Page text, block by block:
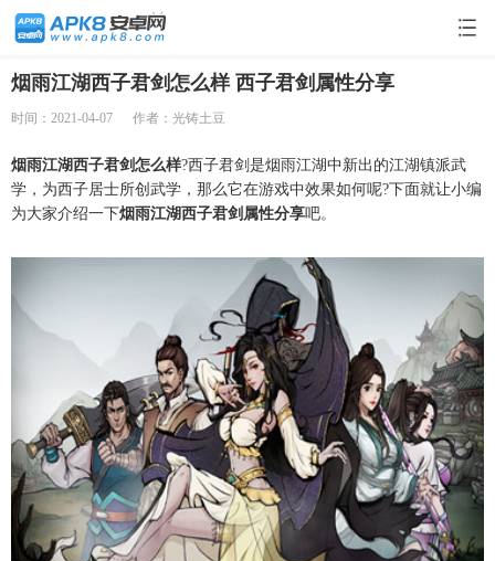
烟雨江湖西子君剑怎么样 西子君剑属性分享
时间：2021-04-07 作者：光铸土豆
烟雨江湖西子君剑怎么样?西子君剑是烟雨江湖中新出的江湖镇派武
学，为西子居士所创武学，那么它在游戏中效果如何呢?下面就让小编
为大家介绍一下烟雨江湖西子君剑属性分享吧。